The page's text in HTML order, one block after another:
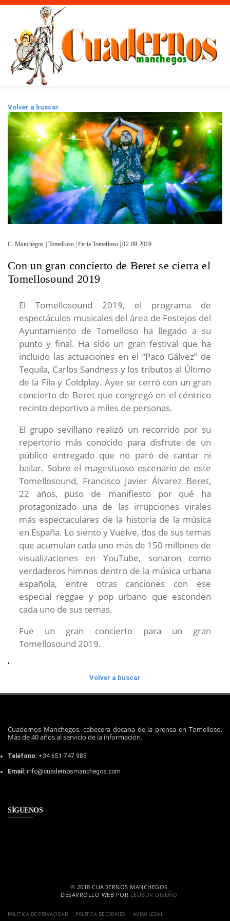
Volver a buscar
C. Manchegos | Tomelloso | Feria Tomelloso | 02-09-2019
Con un gran concierto de Beret se cierra el
Tomellosound 2019
El Tomellosound 2019, el programa de
espectáculos musicales del área de Festejos del
Ayuntamiento de Tomelloso ha llegado a su
punto y final. Ha sido un gran festival que ha
incluido las actuaciones en el “Paco Gálvez” de
Tequila, Carlos Sandness y los tributos al Último
de la Fila y Coldplay. Ayer se cerró con un gran
concierto de Beret que congregó en el céntrico
recinto deportivo a miles de personas.
El grupo sevillano realizó un recorrido por su
repertorio más conocido para disfrute de un
público entregado que no paró de cantar ni
bailar. Sobre el magestuoso escenario de este
Tomellosound, Francisco Javier Álvarez Beret,
22 años, puso de manifiesto por qué ha
protagonizado una de las irrupciones virales
más espectaculares de la historia de la música
en España. Lo siento y Vuelve, dos de sus temas
que acumulan cada uno más de 150 millones de
visualizaciones en YouTube, sonaron como
verdaderos himnos dentro de la música urbana
española, entre otras canciones con ese
especial reggae y pop urbano que esconden
cada uno de sus temas.
Fue un gran concierto para un gran
Tomellosound 2019.
'
Volver a buscar
Cuadernos Manchegos, cabecera decana de la prensa en Tomelloso.
Más de 40 años al servicio de la información.
Teléfono: +34 651 747 985
Email: info@cuadernosmanchegos.com
SÍGUENOS
© 2018 CUADERNOS MANCHEGOS
DESARROLLO WEB POR LEUBUR DISEÑO
POLÍTICA DE PRIVACIDAD POLÍTICA DE COOKIES AVISO LEGAL